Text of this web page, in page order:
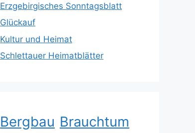
Erzgebirgisches Sonntagsblatt
Glückauf
Kultur und Heimat
Schlettauer Heimatblätter
Bergbau Brauchtum